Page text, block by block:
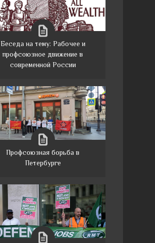
Беседа на тему: Рабочее и
профсоюзное движение в
современной России
Профсоюзная борьба в
Петербурге